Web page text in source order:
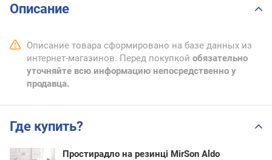
Описание
Описание товара сформировано на базе данных из
интернет-магазинов. Перед покупкой обязательно
уточняйте всю информацию непосредственно у
продавца.
Где купить?
Простирадло на резинці MirSon Aldo